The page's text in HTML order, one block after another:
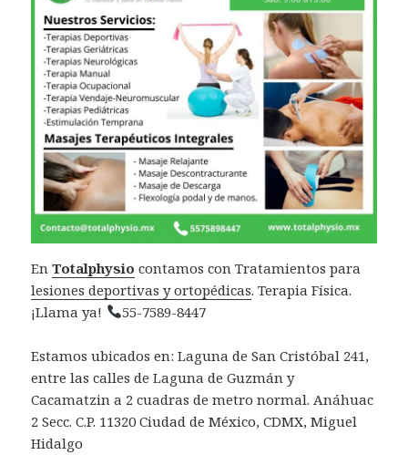
EnTotalphysio contamos con Tratamientos para
lesiones deportivas y ortopédicas. Terapia Física.
¡Llama ya!
55-7589-8447
Estamos ubicados en: Laguna de San Cristóbal 241,
entre las calles de Laguna de Guzmán y
Cacamatzin a 2 cuadras de metro normal. Anáhuac
2 Secc. C.P. 11320 Ciudad de México, CDMX, Miguel
Hidalgo